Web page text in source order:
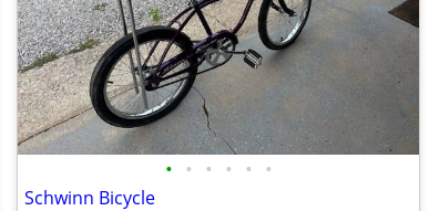
• • • • • •
Schwinn Bicycle